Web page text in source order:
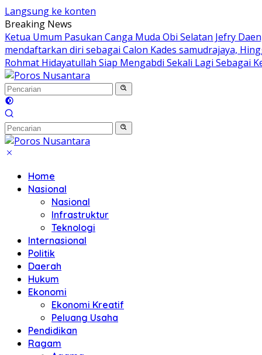
Langsung ke konten
Breaking News
Ketua Umum Pasukan Canga Muda Obi Selatan Jefry
mendaftarkan diri sebagai Calon Kades samudrajaya,
Rohmat Hidayatullah Siap Mengabdi Sekali Lagi Sebagai
Home
Nasional
Nasional
Infrastruktur
Teknologi
Internasional
Politik
Daerah
Hukum
Ekonomi
Ekonomi Kreatif
Peluang Usaha
Pendidikan
Ragam